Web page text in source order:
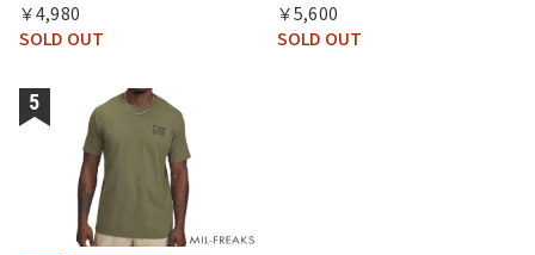
￥4,980
SOLD OUT
￥5,600
SOLD OUT